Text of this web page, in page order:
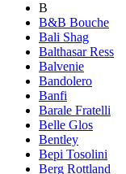
B
B&B Bouche
Bali Shag
Balthasar Ress
Balvenie
Bandolero
Banfi
Barale Fratelli
Belle Glos
Bentley
Bepi Tosolini
Berg Rottland